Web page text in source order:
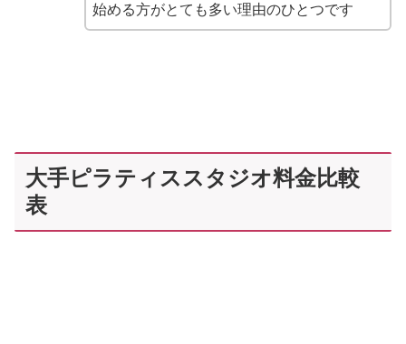
始める方がとても多い理由のひとつです
大手ピラティススタジオ料金比較
表